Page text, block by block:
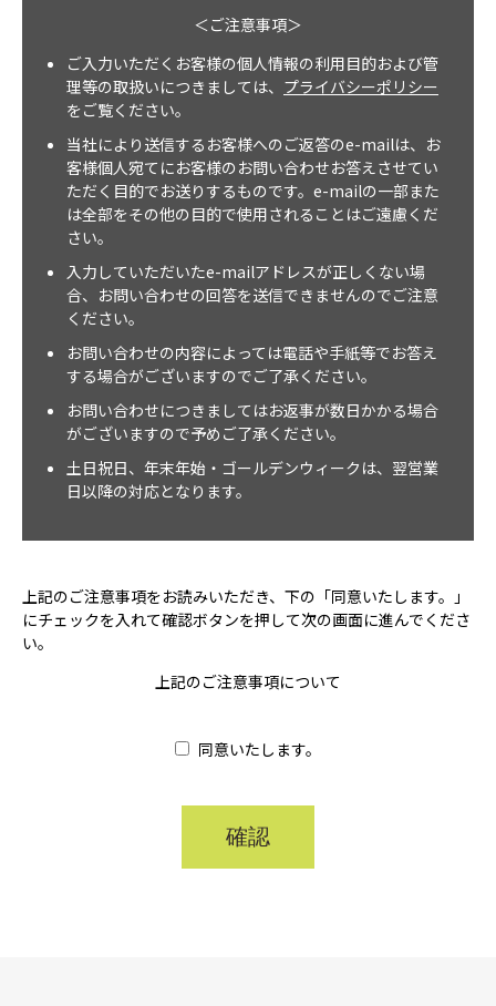
＜ご注意事項＞
ご入力いただくお客様の個人情報の利用目的および管
理等の取扱いにつきましては、 プライバシーポリシー
をご覧ください。
当社により送信するお客様へのご返答のe-mailは、お
客様個人宛てにお客様のお問い合わせお答えさせてい
ただく目的でお送りするものです。e-mailの一部また
は全部をその他の目的で使用されることはご遠慮くだ
さい。
入力していただいたe-mailアドレスが正しくない場
合、お問い合わせの回答を送信できませんのでご注意
ください。
お問い合わせの内容によっては電話や手紙等でお答え
する場合がございますのでご了承ください。
お問い合わせにつきましてはお返事が数日かかる場合
がございますので予めご了承ください。
土日祝日、年末年始・ゴールデンウィークは、翌営業
日以降の対応となります。
上記のご注意事項をお読みいただき、下の「同意いたします。」
にチェックを入れて確認ボタンを押して次の画面に進んでくださ
い。
上記のご注意事項について
同意いたします。